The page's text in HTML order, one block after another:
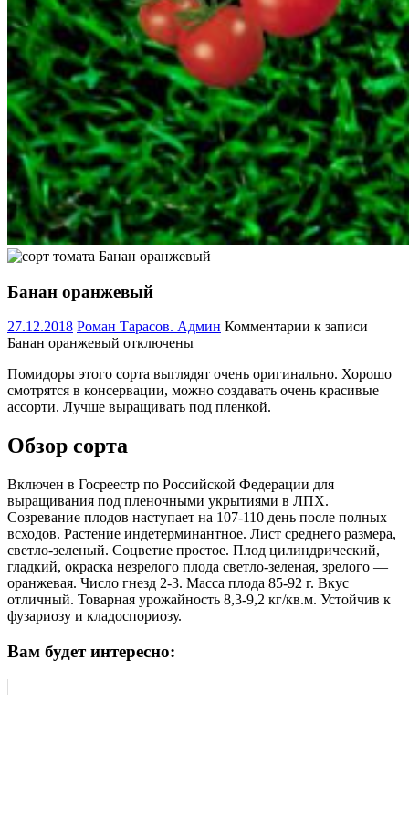
Банан оранжевый
27.12.2018 Роман Тарасов. Админ Комментарии к записи
Банан оранжевый отключены
Помидоры этого сорта выглядят очень оригинально. Хорошо
смотрятся в консервации, можно создавать очень красивые
ассорти. Лучше выращивать под пленкой.
Обзор сорта
Включен в Госреестр по Российской Федерации для
выращивания под пленочными укрытиями в ЛПХ.
Созревание плодов наступает на 107-110 день после полных
всходов. Растение индетерминантное. Лист среднего размера,
светло-зеленый. Соцветие простое. Плод цилиндрический,
гладкий, окраска незрелого плода светло-зеленая, зрелого —
оранжевая. Число гнезд 2-3. Масса плода 85-92 г. Вкус
отличный. Товарная урожайность 8,3-9,2 кг/кв.м. Устойчив к
фузариозу и кладоспориозу.
Вам будет интересно: